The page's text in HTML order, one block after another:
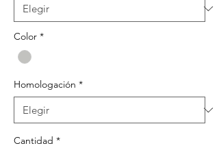
Color *
Homologación *
Cantidad *